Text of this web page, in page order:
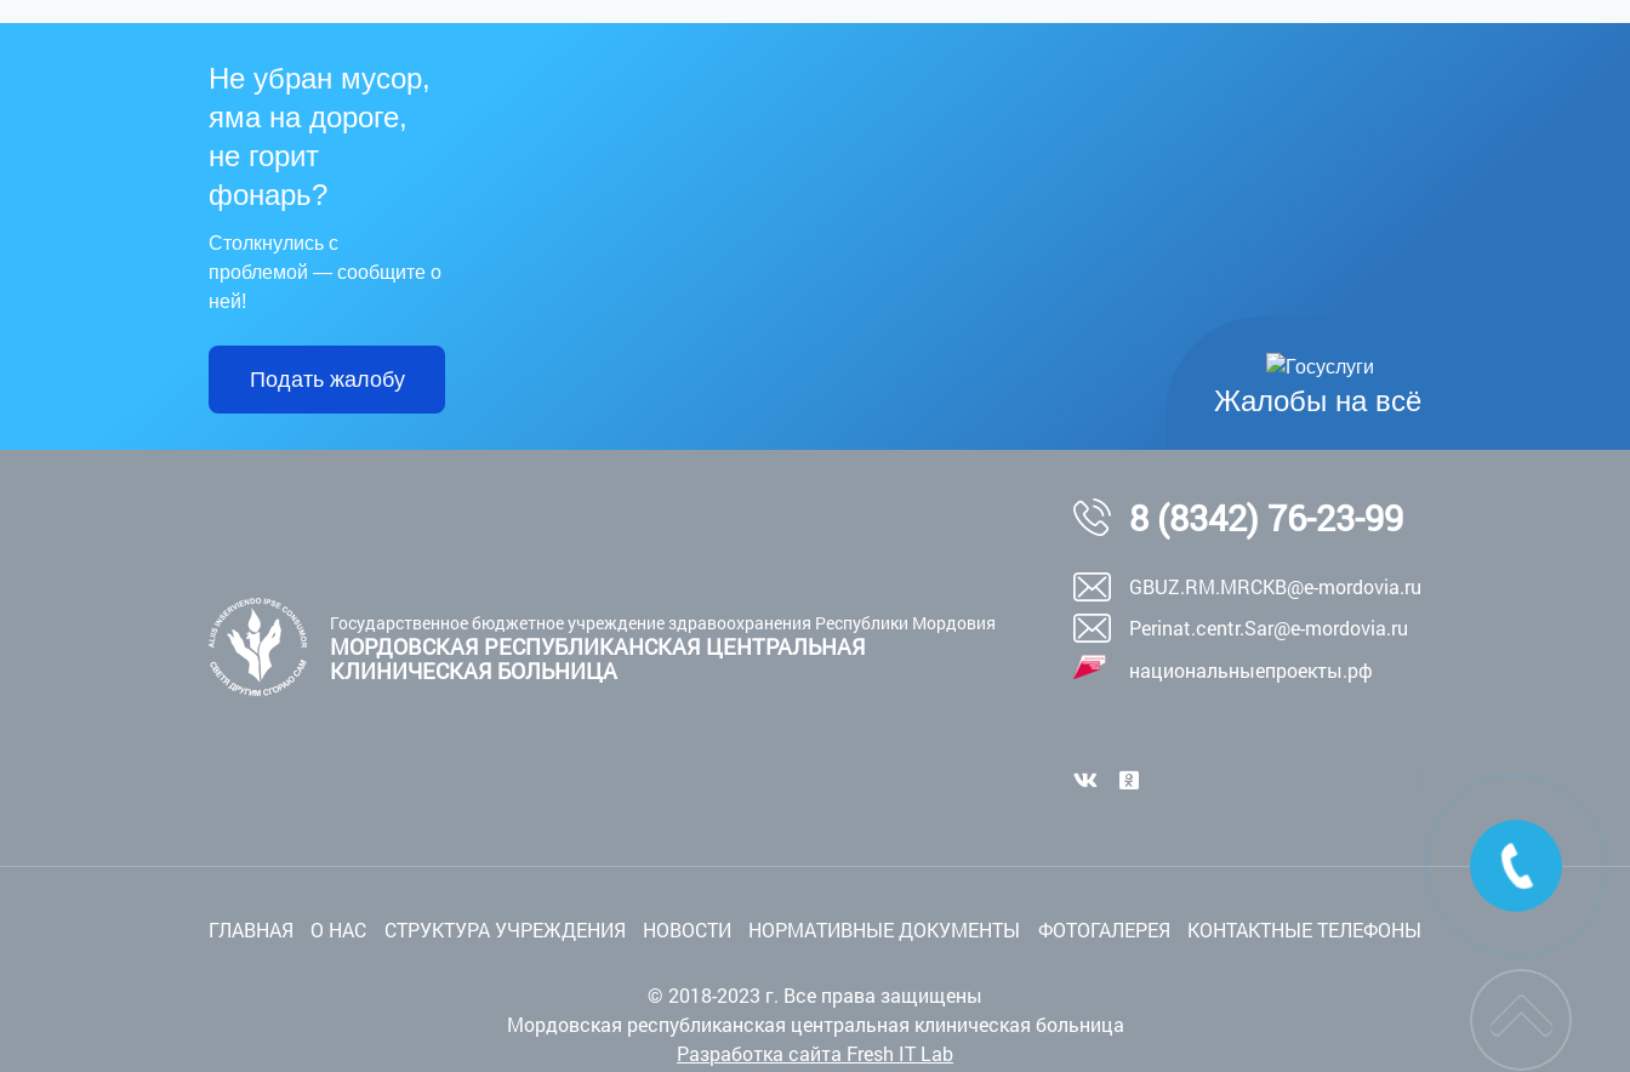
Жалобы на всё
Не убран мусор,
яма на дороге,
не горит
фонарь?
Столкнулись с
проблемой — сообщите о
ней!
Подать жалобу
Государственное бюджетное учреждение здравоохранения Республики Мордовия
МОРДОВСКАЯ РЕСПУБЛИКАНСКАЯ ЦЕНТРАЛЬНАЯ
КЛИНИЧЕСКАЯ БОЛЬНИЦА
8 (8342) 76-23-99
GBUZ.RM.MRCKB@e-mordovia.ru
Perinat.centr.Sar@e-mordovia.ru
национальныепроекты.рф
ГЛАВНАЯ О НАС СТРУКТУРА УЧРЕЖДЕНИЯ НОВОСТИ НОРМАТИВНЫЕ ДОКУМЕНТЫ ФОТОГАЛЕРЕЯ КОНТАКТНЫЕ ТЕЛЕФОНЫ
© 2018-2023 г. Все права защищены
Мордовская республиканская центральная клиническая больница
Разработка сайта Fresh IT Lab